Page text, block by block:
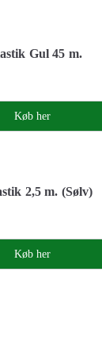
Gul 45 m.
Køb her
2,5 m. (Sølv)
Køb her